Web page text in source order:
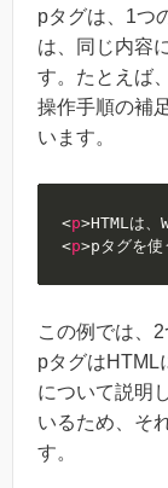
pタグは、1つ
は、同じ内容
す。たとえば
操作手順の補
います。
<p>HTMLは
<p>pタグを使
この例では、
pタグはHTML
について説明
いるため、そ
す。